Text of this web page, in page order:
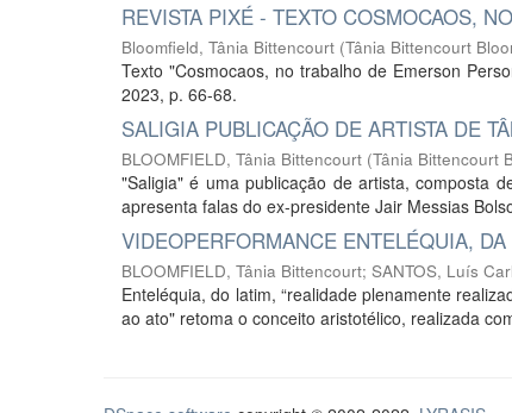
REVISTA PIXÉ - TEXTO COSMOCAOS,
Bloomfield, Tânia Bittencourt (Tânia Bittencourt
Texto "Cosmocaos, no trabalho de Emerson
2023, p. 66-68.
SALIGIA PUBLICAÇÃO DE ARTISTA DE
BLOOMFIELD, Tânia Bittencourt (Tânia Bittencourt
"Saligia" é uma publicação de artista, composta
apresenta falas do ex-presidente Jair Messias
VIDEOPERFORMANCE ENTELÉQUIA,
BLOOMFIELD, Tânia Bittencourt; SANTOS, Luís
Enteléquia, do latim, “realidade plenamente
ao ato" retoma o conceito aristotélico, realizada